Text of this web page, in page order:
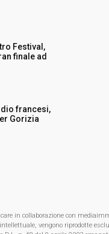
Festival,
finale ad
francesi,
Gorizia
in collaborazione con
vengono riprodotte